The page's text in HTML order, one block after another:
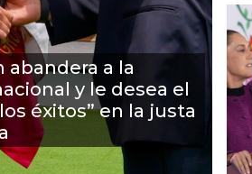
abandera a la
y le desea el
éxitos” en la justa